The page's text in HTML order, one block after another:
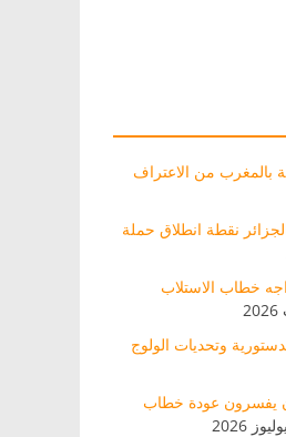
بالمغرب من الاعتراف
نقطة انطلاق حملة
خطاب الاستلاب
وتحديات الولوج
يفسرون عودة خطاب